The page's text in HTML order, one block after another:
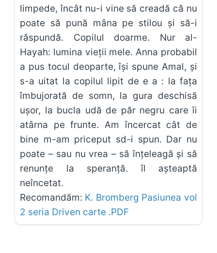
limpede, încât nu-i vine să creadă că nu
poate să pună mâna pe stilou şi să-i
răspundă. Copilul doarme. Nur al-
Hayah: lumina vieţii mele. Anna probabil
a pus tocul deoparte, îşi spune Amal, şi
s-a uitat la copilul lipit de e a : la faţa
îmbujorată de somn, la gura deschisă
uşor, la bucla udă de păr negru care îi
atârna pe frunte. Am încercat cât de
bine m-am priceput sd-i spun. Dar nu
poate – sau nu vrea – să înţeleagă şi să
renunţe la speranţă. îl aşteaptă
neîncetat.
Recomandăm: K. Bromberg Pasiunea vol
2 seria Driven carte .PDF